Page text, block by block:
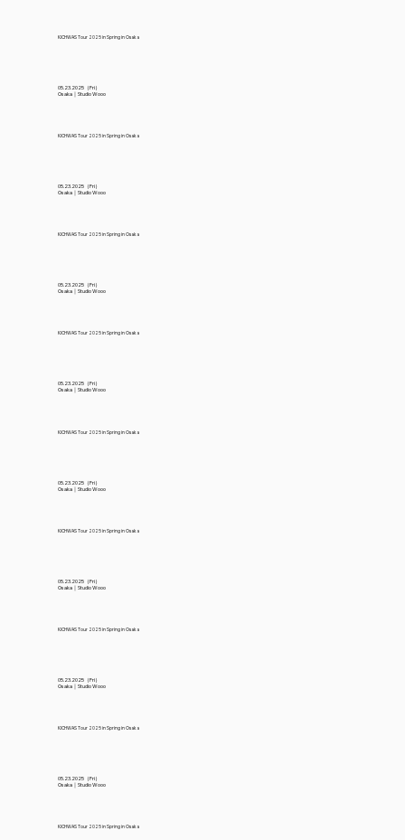
KICHWAS Tour 2025 in Spring in Osaka
05.23.2025（Fri）
Osaka｜Studio Wooo
KICHWAS Tour 2025 in Spring in Osaka
05.23.2025（Fri）
Osaka｜Studio Wooo
KICHWAS Tour 2025 in Spring in Osaka
05.23.2025（Fri）
Osaka｜Studio Wooo
KICHWAS Tour 2025 in Spring in Osaka
05.23.2025（Fri）
Osaka｜Studio Wooo
KICHWAS Tour 2025 in Spring in Osaka
05.23.2025（Fri）
Osaka｜Studio Wooo
KICHWAS Tour 2025 in Spring in Osaka
05.23.2025（Fri）
Osaka｜Studio Wooo
KICHWAS Tour 2025 in Spring in Osaka
05.23.2025（Fri）
Osaka｜Studio Wooo
KICHWAS Tour 2025 in Spring in Osaka
05.23.2025（Fri）
Osaka｜Studio Wooo
KICHWAS Tour 2025 in Spring in Osaka